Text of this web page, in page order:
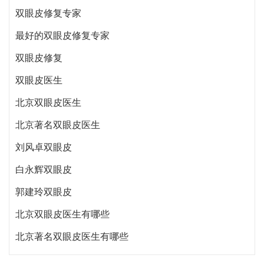
双眼皮修复专家
最好的双眼皮修复专家
双眼皮修复
双眼皮医生
北京双眼皮医生
北京著名双眼皮医生
刘风卓双眼皮
白永辉双眼皮
郭建玲双眼皮
北京双眼皮医生有哪些
北京著名双眼皮医生有哪些